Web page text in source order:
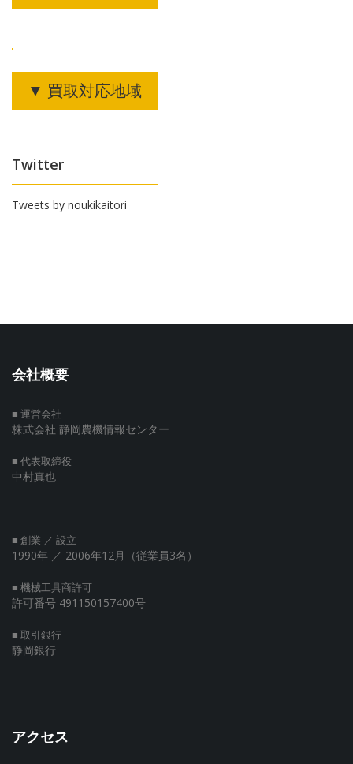
▼ 買取対応地域
Twitter
Tweets by noukikaitori
会社概要
■ 運営会社
株式会社 静岡農機情報センター
■ 代表取締役
中村真也
■ 創業 ／ 設立
1990年 ／ 2006年12月（従業員3名）
■ 機械工具商許可
許可番号 491150157400号
■ 取引銀行
静岡銀行
アクセス